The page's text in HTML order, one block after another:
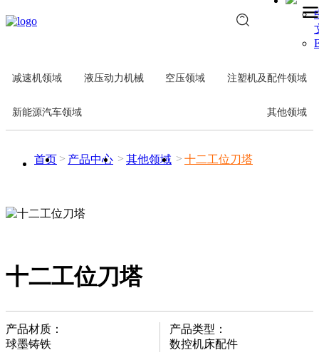
减速机领域 液压动力机械 空压领域 注塑机及配件领域
新能源汽车领域 其他领域
首页 产品中心 其他领域 十二工位刀塔
十二工位刀塔
产品材质：
球墨铸铁
产品类型：
数控机床配件